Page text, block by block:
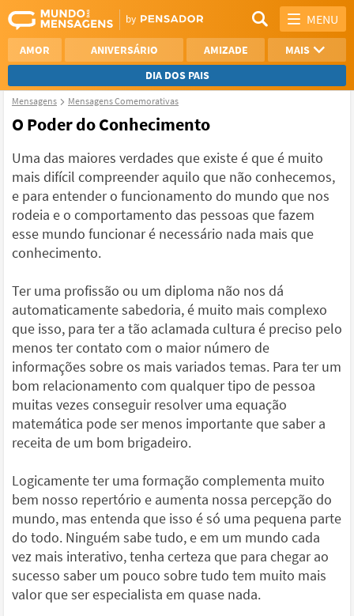
MENU
AMOR ANIVERSÁRIO AMIZADE
MAIS
DIA DOS PAIS
REFLEXÃO
NAMORO
VER TODAS
Mensagens Mensagens Comemorativas
O Poder do Conhecimento
Uma das maiores verdades que existe é que é muito
mais difícil compreender aquilo que não conhecemos,
e para entender o funcionamento do mundo que nos
rodeia e o comportamento das pessoas que fazem
esse mundo funcionar é necessário nada mais que
conhecimento.
Ter uma profissão ou um diploma não nos dá
automaticamente sabedoria, é muito mais complexo
que isso, para ter a tão aclamada cultura é preciso pelo
menos ter contato com o maior número de
informações sobre os mais variados temas. Para ter um
bom relacionamento com qualquer tipo de pessoa
muitas vezes conseguir resolver uma equação
matemática pode ser menos importante que saber a
receita de um bom brigadeiro.
Logicamente ter uma formação complementa muito
bem nosso repertório e aumenta nossa percepção do
mundo, mas entenda que isso é só uma pequena parte
do todo. Ninguém sabe tudo, e em um mundo cada
vez mais interativo, tenha certeza que para chegar ao
sucesso saber um pouco sobre tudo tem muito mais
valor que ser especialista em quase nada.